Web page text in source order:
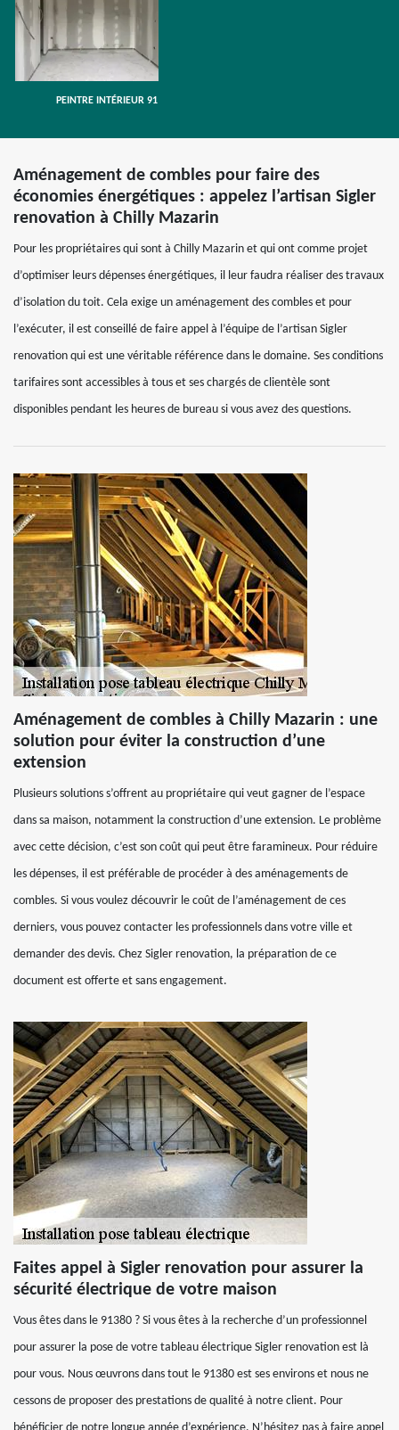
PEINTRE INTÉRIEUR 91
Aménagement de combles pour faire des
économies énergétiques : appelez l’artisan Sigler
renovation à Chilly Mazarin
Pour les propriétaires qui sont à Chilly Mazarin et qui ont comme projet
d’optimiser leurs dépenses énergétiques, il leur faudra réaliser des travaux
d’isolation du toit. Cela exige un aménagement des combles et pour
l’exécuter, il est conseillé de faire appel à l’équipe de l’artisan Sigler
renovation qui est une véritable référence dans le domaine. Ses conditions
tarifaires sont accessibles à tous et ses chargés de clientèle sont
disponibles pendant les heures de bureau si vous avez des questions.
Aménagement de combles à Chilly Mazarin : une
solution pour éviter la construction d’une
extension
Plusieurs solutions s’offrent au propriétaire qui veut gagner de l’espace
dans sa maison, notamment la construction d’une extension. Le problème
avec cette décision, c’est son coût qui peut être faramineux. Pour réduire
les dépenses, il est préférable de procéder à des aménagements de
combles. Si vous voulez découvrir le coût de l’aménagement de ces
derniers, vous pouvez contacter les professionnels dans votre ville et
demander des devis. Chez Sigler renovation, la préparation de ce
document est offerte et sans engagement.
Faites appel à Sigler renovation pour assurer la
sécurité électrique de votre maison
Vous êtes dans le 91380 ? Si vous êtes à la recherche d’un professionnel
pour assurer la pose de votre tableau électrique Sigler renovation est là
pour vous. Nous œuvrons dans tout le 91380 est ses environs et nous ne
cessons de proposer des prestations de qualité à notre client. Pour